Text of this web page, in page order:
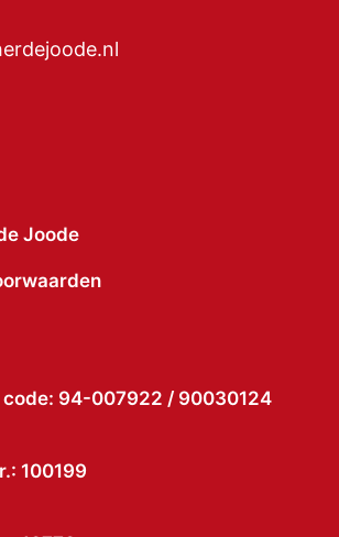
Joode
code: 94-007922 / 90030124
100199